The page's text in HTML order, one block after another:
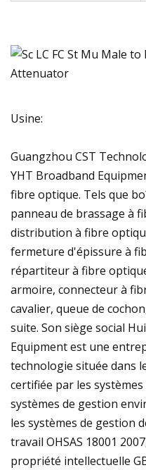
Usine:
Guangzhou CST
YHT Broadband
fibre optique. Tels que
panneau de brassage à
distribution à fibre
fermeture d'épissure à
répartiteur à fibre
armoire, connecteur à
cavalier, queue de
suite. Son siège social
Equipment est une
technologie située dans
certifiée par les systèmes
systèmes de gestion
les systèmes de gestion
travail OHSAS 18001
propriété intellectuelle